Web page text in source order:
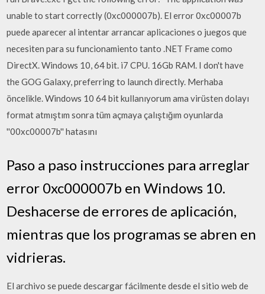
unable to start correctly (0xc000007b). El error 0xc00007b
puede aparecer al intentar arrancar aplicaciones o juegos que
necesiten para su funcionamiento tanto .NET Frame como
DirectX. Windows 10, 64 bit. i7 CPU. 16Gb RAM. I don't have
the GOG Galaxy, preferring to launch directly. Merhaba
öncelikle. Windows 10 64 bit kullanıyorum ama virüsten dolayı
format atmıştım sonra tüm açmaya çalıştığım oyunlarda
''00xc00007b'' hatasını
Paso a paso instrucciones para arreglar
error 0xc000007b en Windows 10.
Deshacerse de errores de aplicación,
mientras que los programas se abren en
vidrieras.
El archivo se puede descargar fácilmente desde el sitio web de